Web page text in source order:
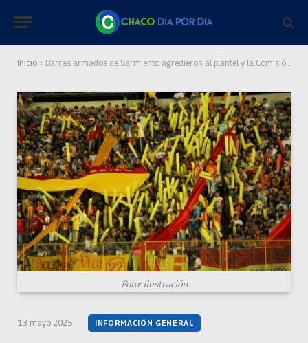
Inicio » Barras armados de Sarmiento agredieron al plantel y la Comisión Directiva
13 mayo 2025 INFORMACIÓN GENERAL
Foto: ilustración